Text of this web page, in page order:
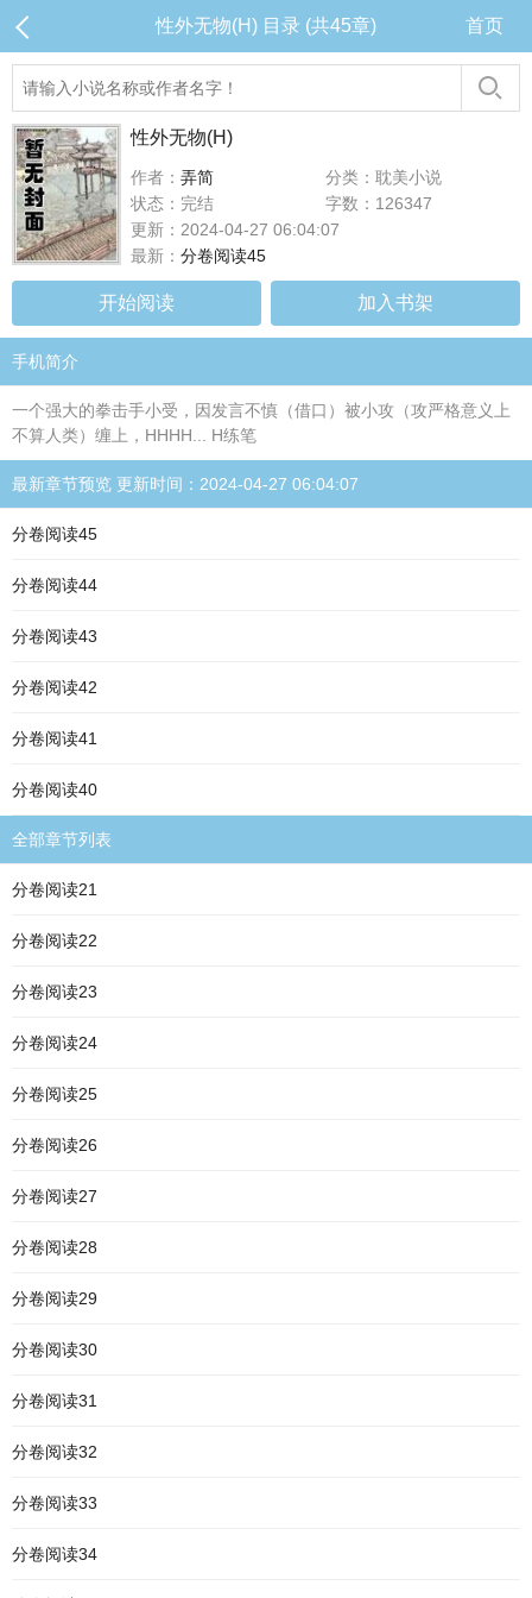
性外无物(H) 目录 (共45章) 首页
性外无物(H)
作者： 弄简
分类：耽美小说
状态：完结
字数：126347
更新：2024-04-27 06:04:07
最新： 分卷阅读45
开始阅读 加入书架
手机简介
一个强大的拳击手小受，因发言不慎（借口）被小攻（攻严格意义上
不算人类）缠上，HHHH... H练笔
最新章节预览 更新时间：2024-04-27 06:04:07
分卷阅读45
分卷阅读44
分卷阅读43
分卷阅读42
分卷阅读41
分卷阅读40
全部章节列表
分卷阅读21
分卷阅读22
分卷阅读23
分卷阅读24
分卷阅读25
分卷阅读26
分卷阅读27
分卷阅读28
分卷阅读29
分卷阅读30
分卷阅读31
分卷阅读32
分卷阅读33
分卷阅读34